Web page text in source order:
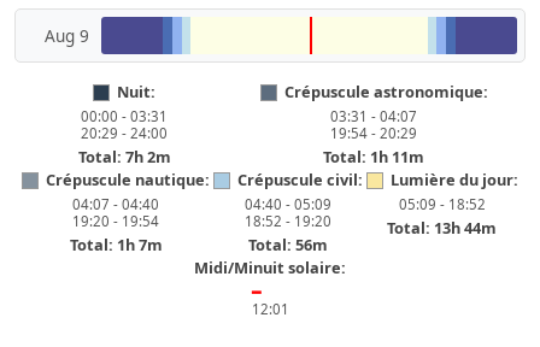
Aug 9
Nuit:
00:00 - 03:31
20:29 - 24:00
Total: 7h 2m
Crépuscule astronomique:
03:31 - 04:07
19:54 - 20:29
Total: 1h 11m
Crépuscule nautique:
04:07 - 04:40
19:20 - 19:54
Total: 1h 7m
Crépuscule civil:
04:40 - 05:09
18:52 - 19:20
Total: 56m
Lumière du jour:
05:09 - 18:52
Total: 13h 44m
Midi/Minuit solaire:
━
12:01